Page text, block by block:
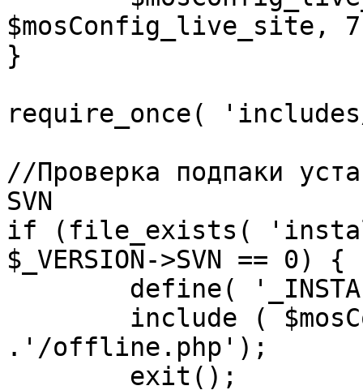
$mosConfig_live_site,
}
require_once(
//Проверка подпаки
SVN
if (file_exists(
$_VERSION->SVN == 0) {
.'/offline.php');